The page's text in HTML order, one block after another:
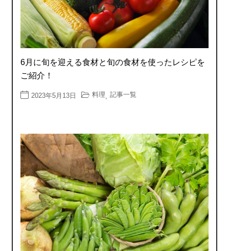
6月に旬を迎える食材と旬の食材を使ったレシピを
ご紹介！
2023年5月13日 料理 記事一覧